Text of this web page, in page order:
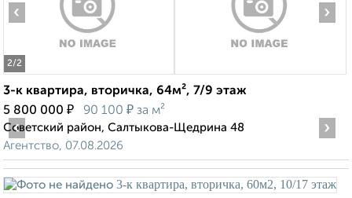
2/2
‹ ›
3-к квартира, вторичка, 64м², 7/9 этаж
5 800 000 ₽ 90 100 ₽ за м²
Советский район, Салтыкова-Щедрина 48
Агентство, 07.08.2026
‹ ›